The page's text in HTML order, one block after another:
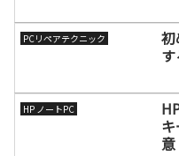
PCリペアテクニック
初
HP ノートPC
意